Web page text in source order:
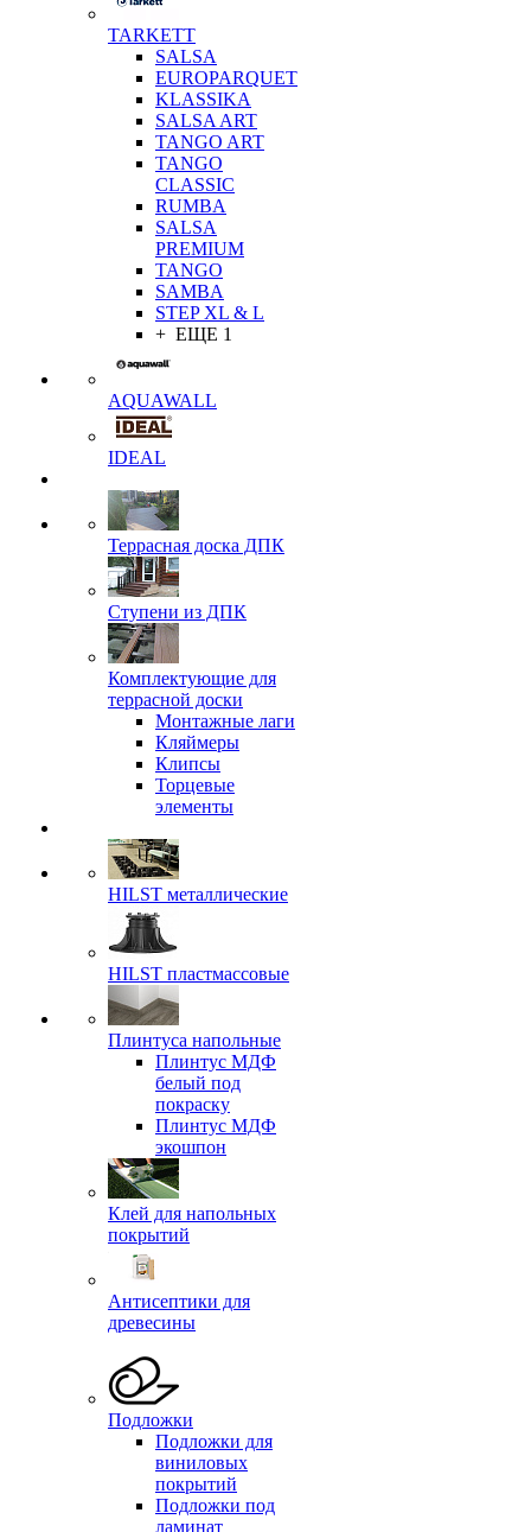
TARKETT
SALSA
EUROPARQUET
KLASSIKA
SALSA ART
TANGO ART
TANGO
CLASSIC
RUMBA
SALSA
PREMIUM
TANGO
SAMBA
STEP XL & L
+ ЕЩЕ 1
AQUAWALL
IDEAL
Террасная доска ДПК
Ступени из ДПК
Комплектующие для
террасной доски
Монтажные лаги
Кляймеры
Клипсы
Торцевые
элементы
HILST металлические
HILST пластмассовые
Плинтуса напольные
Плинтус МДФ
белый под
покраску
Плинтус МДФ
экошпон
Клей для напольных
покрытий
Антисептики для
древесины
Подложки
Подложки для
виниловых
покрытий
Подложки под
ламинат